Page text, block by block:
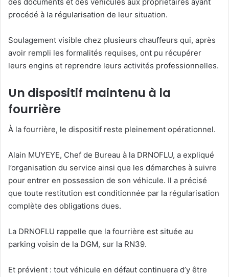
procédé à la régularisation de leur situation.
Soulagement visible chez plusieurs chauffeurs qui, après
avoir rempli les formalités requises, ont pu récupérer
leurs engins et reprendre leurs activités professionnelles.
Un dispositif maintenu à la
fourrière
À la fourrière, le dispositif reste pleinement opérationnel.
Alain MUYEYE, Chef de Bureau à la DRNOFLU, a expliqué
l’organisation du service ainsi que les démarches à suivre
pour entrer en possession de son véhicule. Il a précisé
que toute restitution est conditionnée par la régularisation
complète des obligations dues.
La DRNOFLU rappelle que la fourrière est située au
parking voisin de la DGM, sur la RN39.
Et prévient : tout véhicule en défaut continuera d’y être